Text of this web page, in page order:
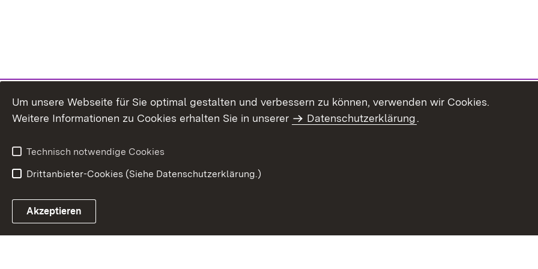
Um unsere Webseite für Sie optimal gestalten und verbessern zu können, verwenden wir Cookies.
Weitere Informationen zu Cookies erhalten Sie in unserer
Datenschutzerklärung.
Technisch notwendige Cookies
Drittanbieter-Cookies (Siehe Datenschutzerklärung.)
Akzeptieren